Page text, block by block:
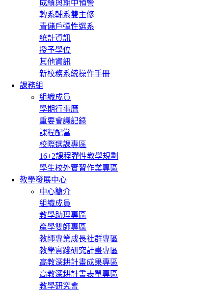
成績與期中預警
轉系輔系雙主修
青儲戶彈性選系
統計資訊
授予學位
其他資訊
新校務系統操作手冊
課務組
組織成員
學期行事曆
重要會議記錄
課程配當
校際選課專區
16+2課程彈性教學規劃
學生校外實習作業專區
教學發展中心
中心簡介
組織成員
教學助理專區
產學雙師專區
教師專業成長社群專區
教學實踐研究計畫專區
高教深耕計畫成果專區
高教深耕計畫表單專區
教學研究會